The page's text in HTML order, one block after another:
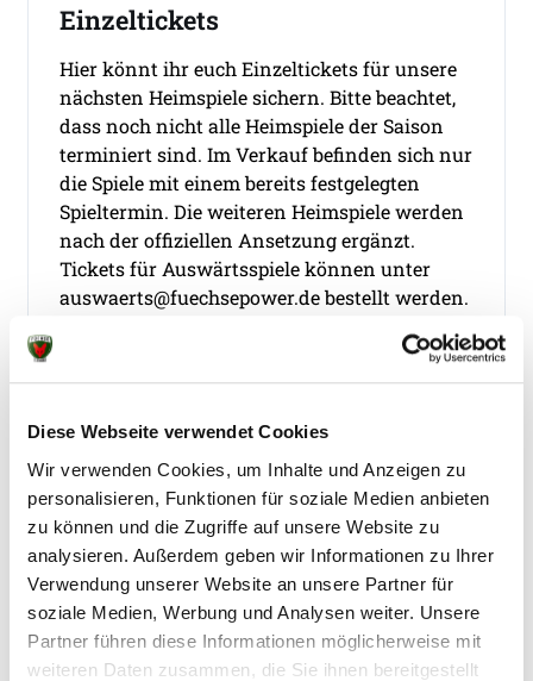
Diese Webseite verwendet Cookies
Wir verwenden Cookies, um Inhalte und Anzeigen zu
personalisieren, Funktionen für soziale Medien anbieten
zu können und die Zugriffe auf unsere Website zu
analysieren. Außerdem geben wir Informationen zu Ihrer
Verwendung unserer Website an unsere Partner für
soziale Medien, Werbung und Analysen weiter. Unsere
Partner führen diese Informationen möglicherweise mit
weiteren Daten zusammen, die Sie ihnen bereitgestellt
Einzeltickets
Hier könnt ihr euch Einzeltickets für unsere
nächsten Heimspiele sichern. Bitte beachtet,
dass noch nicht alle Heimspiele der Saison
terminiert sind. Im Verkauf befinden sich nur
die Spiele mit einem bereits festgelegten
Spieltermin. Die weiteren Heimspiele werden
nach der offiziellen Ansetzung ergänzt.
Tickets für Auswärtsspiele können unter
auswaerts@fuechsepower.de bestellt werden.
Das VIP-Erlebnis bei den Füchsen Berlin
bietet euch exklusive Sitzplätze und
erstklassiges Catering in der besten Handball
Liga der Welt und in Europas Königsklasse.